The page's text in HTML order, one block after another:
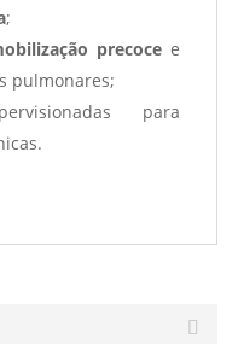
;
precocee
pulmonares;
para